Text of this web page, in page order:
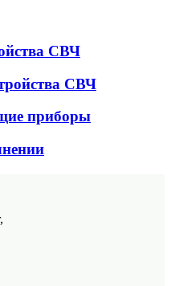
СВЧ
СВЧ
приборы